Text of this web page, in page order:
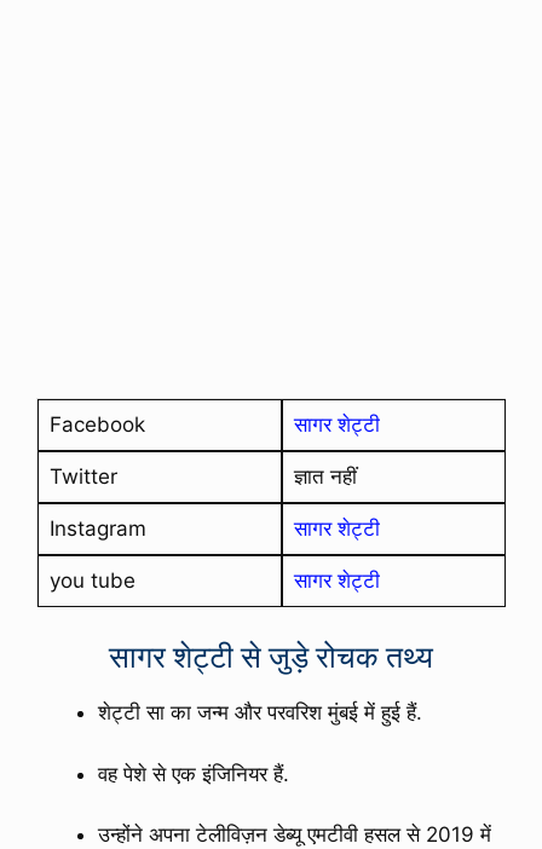
Facebook सागर शेट्टी
Twitter ज्ञात नहीं
Instagram सागर शेट्टी
you tube सागर शेट्टी
सागर शेट्टी से जुड़े रोचक तथ्य
शेट्टी सा का जन्म और परवरिश मुंबई में हुई हैं.
वह पेशे से एक इंजिनियर हैं.
उन्होंने अपना टेलीविज़न डेब्यू एमटीवी हसल से 2019 में